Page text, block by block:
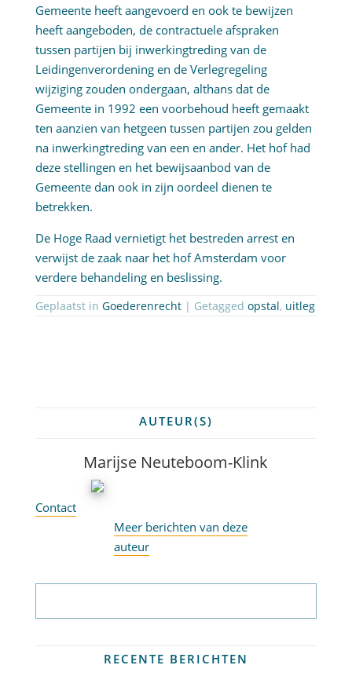
Gemeente heeft aangevoerd en ook te bewijzen
heeft aangeboden, de contractuele afspraken
tussen partijen bij inwerkingtreding van de
Leidingenverordening en de Verlegregeling
wijziging zouden ondergaan, althans dat de
Gemeente in 1992 een voorbehoud heeft gemaakt
ten aanzien van hetgeen tussen partijen zou gelden
na inwerkingtreding van een en ander. Het hof had
deze stellingen en het bewijsaanbod van de
Gemeente dan ook in zijn oordeel dienen te
betrekken.
De Hoge Raad vernietigt het bestreden arrest en
verwijst de zaak naar het hof Amsterdam voor
verdere behandeling en beslissing.
Geplaatst in Goederenrecht| Getagged opstal, uitleg
AUTEUR(S)
Marijse Neuteboom-Klink
Contact
Meer berichten van deze
auteur
RECENTE BERICHTEN